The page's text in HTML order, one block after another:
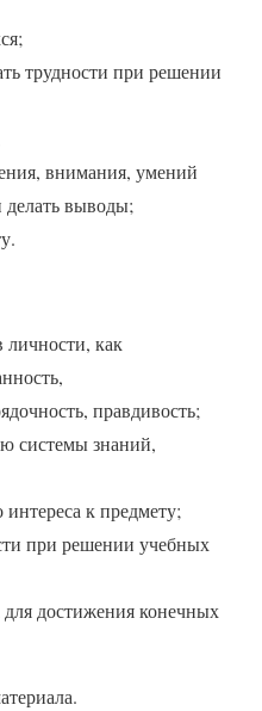
трудности при решении
внимания, умений
делать выводы;
личности, как
правдивость;
системы знаний,
к предмету;
при решении учебных
достижения конечных